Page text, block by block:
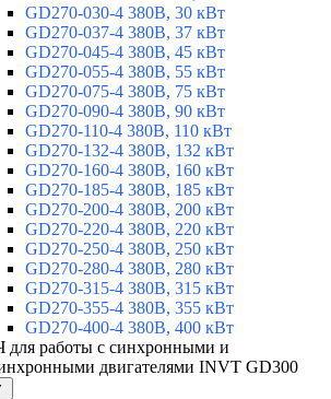
GD270-030-4 380В, 30 кВт
GD270-037-4 380В, 37 кВт
GD270-045-4 380В, 45 кВт
GD270-055-4 380В, 55 кВт
GD270-075-4 380В, 75 кВт
GD270-090-4 380В, 90 кВт
GD270-110-4 380В, 110 кВт
GD270-132-4 380В, 132 кВт
GD270-160-4 380В, 160 кВт
GD270-185-4 380В, 185 кВт
GD270-200-4 380В, 200 кВт
GD270-220-4 380В, 220 кВт
GD270-250-4 380В, 250 кВт
GD270-280-4 380В, 280 кВт
GD270-315-4 380В, 315 кВт
GD270-355-4 380В, 355 кВт
GD270-400-4 380В, 400 кВт
для работы с синхронными и
двигателями INVT GD300